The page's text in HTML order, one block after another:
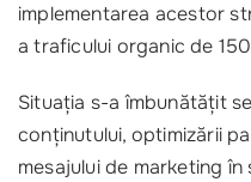
implementarea acestor
a traficului organic de
Situația s-a îmbunătățit
conținutului, optimizării
mesajului de marketing